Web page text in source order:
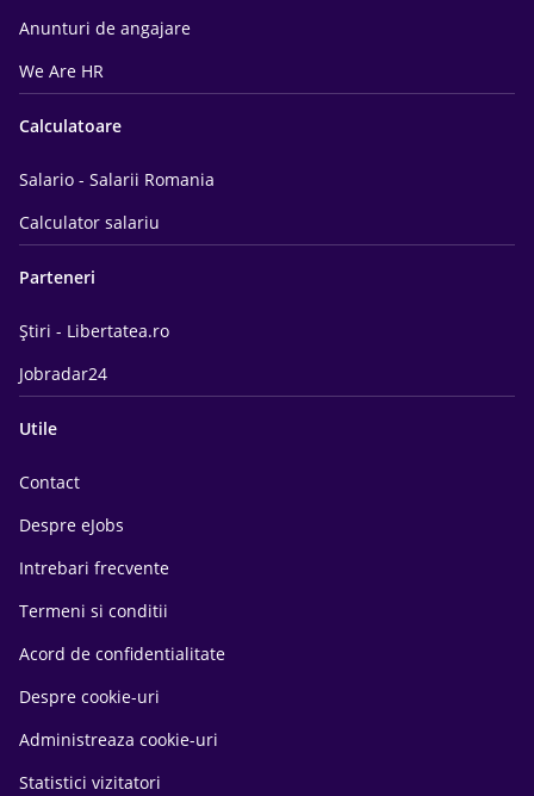
Anunturi de angajare
We Are HR
Calculatoare
Salario - Salarii Romania
Calculator salariu
Parteneri
Știri - Libertatea.ro
Jobradar24
Utile
Contact
Despre eJobs
Intrebari frecvente
Termeni si conditii
Acord de confidentialitate
Despre cookie-uri
Administreaza cookie-uri
Statistici vizitatori